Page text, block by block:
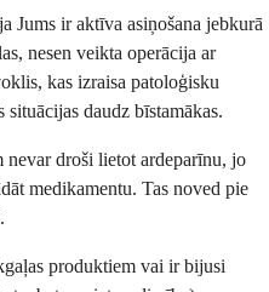
Jums ir aktīva asiņošana jebkurā
nesen veikta operācija ar
kas izraisa patoloģisku
daudz bīstamākas.
droši lietot ardeparīnu, jo
medikamentu. Tas noved pie
produktiem vai ir bijusi